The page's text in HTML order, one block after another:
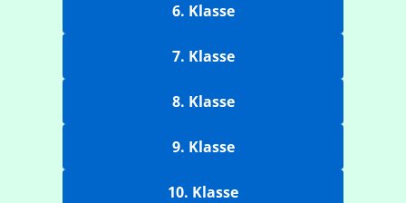
6. Klasse
7. Klasse
8. Klasse
9. Klasse
10. Klasse